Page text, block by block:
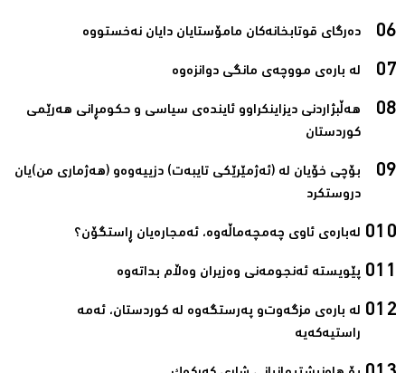
دەرگای قوتابخانەکان مامۆستایان دایان نەخستووە‌
لە بارەی مووچەی مانگی دوانزەوە‌
هەڵبژاردنى دیزاینکراوو ئایندەى سیاسى و حکومڕانی هەرێمی
کوردستان‌
بۆچی خۆیان لە (ئەژمێرێكی تایبەت) دزییەوەو (هەژماری من)یان
دروستكرد‌
لەبارەی ئاوی چەمچەماڵەوە، ئەمجارەیان ڕاستگۆن؟‌
پێویستە ئەنجومەنی‌ وەزیران وەڵام بداتەوە‌
لە بارەی‌ مزگەوت‌و پەرستگەوە لە کوردستان، ئەمە
راستیەکەیە‌